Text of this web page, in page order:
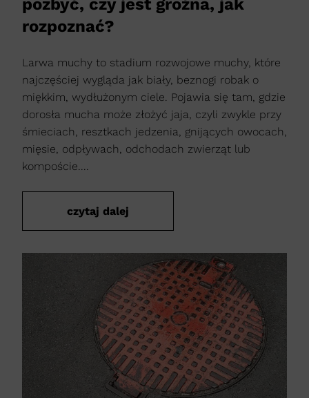
pozbyć, czy jest groźna, jak
rozpoznać?
Larwa muchy to stadium rozwojowe muchy, które
najczęściej wygląda jak biały, beznogi robak o
miękkim, wydłużonym ciele. Pojawia się tam, gdzie
dorosła mucha może złożyć jaja, czyli zwykle przy
śmieciach, resztkach jedzenia, gnijących owocach,
mięsie, odpływach, odchodach zwierząt lub
kompoście....
czytaj dalej